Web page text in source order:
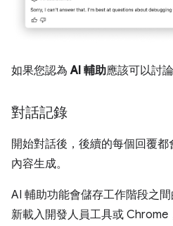
如果您認為AI 輔助應該可以討
對話記錄
開始對話後，後續的每個回覆
內容生成。
AI 輔助功能會儲存工作階段之
新載入開發人員工具或